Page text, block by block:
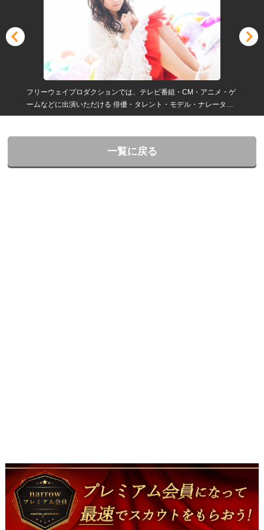
フリーウェイプロダクションでは、テレビ番組・CM・アニメ・ゲ
ームなどに出演いただける 俳優・タレント・モデル・ナレータ
ー・声優・エキストラを募集しています。
一覧に戻る